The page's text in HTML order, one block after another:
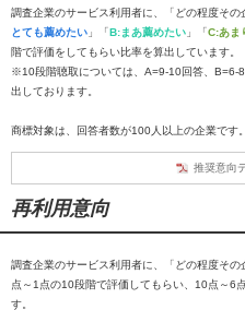
調査企業のサービス利用者に、「どの程度そ
とても薦めたい 」「B:まあ薦めたい 」「C:あま
階で評価をしてもらい比率を算出しています。
※10段階聴取については、A=9-10回答、B=6-
出しております。
商標対象は、回答者数が100人以上の企業です。
推奨意向
再利用意向
調査企業のサービス利用者に、「どの程度そ
点～1点の10段階で評価してもらい、10点～6
す。